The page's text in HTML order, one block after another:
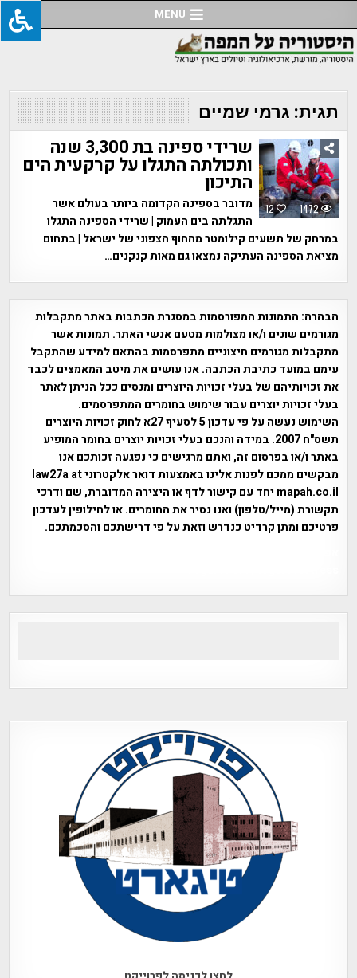
to
content
MENU
תגית: גרמי שמיים
12 1472
שרידי ספינה בת 3,300 שנה
ותכולתה התגלו על קרקעית הים
התיכון
מדובר בספינה הקדומה ביותר בעולם אשר
התגלתה בים העמוק | שרידי הספינה התגלו
במרחק של תשעים קילומטר מהחוף הצפוני של ישראל | בתחום
מציאת הספינה העתיקה נמצאו גם מאות קנקנים…
הבהרה: התמונות המפורסמות במסגרת הכתבות באתר מתקבלות
מגורמים שונים ו/או מצולמות מטעם אנשי האתר. תמונות אשר
מתקבלות מגורמים חיצוניים מתפרסמות בהתאם למידע שהתקבל
עימם במועד כתיבת הכתבה. אנו עושים את מיטב המאמצים לכבד
את זכויותיהם של בעלי זכויות היוצרים ומנסים ככל הניתן לאתר
בעלי זכויות יוצרים עבור שימוש בחומרים המתפרסמים.
השימוש נעשה על פי עדכון 5 לסעיף 27א לחוק זכויות היוצרים
תשס"ח 2007. במידה והנכם בעלי זכויות יוצרים בחומר המופיע
באתר ו/או בפרסום זה, ואתם מרגישים כי נפגעה זכותכם אנו
מבקשים ממכם לפנות אלינו באמצעות דואר אלקטרוני law27a at
mapah.co.il יחד עם קישור לדף או היצירה המדוברת, שם ודרכי
תקשורת (מייל/טלפון) ואנו נסיר את החומרים. או לחילופין לעדכון
פרטיכם ומתן קרדיט כנדרש וזאת על פי דרישתכם והסכמתכם.